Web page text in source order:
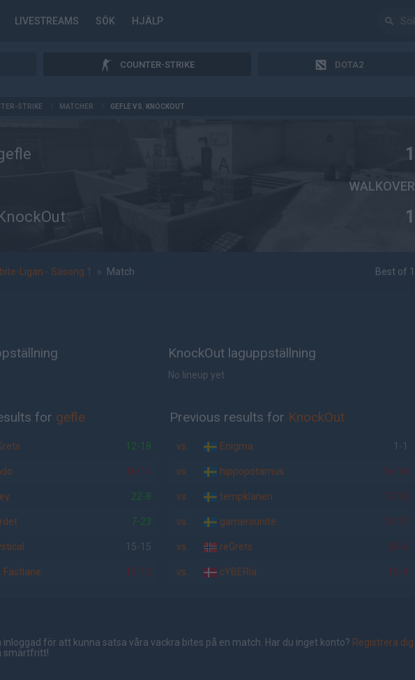
LIVESTREAMS SÖK HJÄLP
COUNTER-STRIKE DOTA2
STRIKE MATCHER GEFLE VS. KNOCKOUT
1
1
WALKOVER
Ligan - Säsong 1 » Match Best of 1
KnockOut laguppställning
No lineup yet
for gefle
12-18
16-14
22-8
7-23
15-15
Fastlane 15-12
Previous results for KnockOut
vs. Enigma 1-1
vs. hippopotamus 16-14
vs. tempklanen 17-13
vs. gamersunite 13-17
vs. reGrets 24-6
vs. cYBERia 15-9
inloggad för att kunna satsa våra vackra bites på en match. Har du inget konto? Registrera dig
smärtfritt!